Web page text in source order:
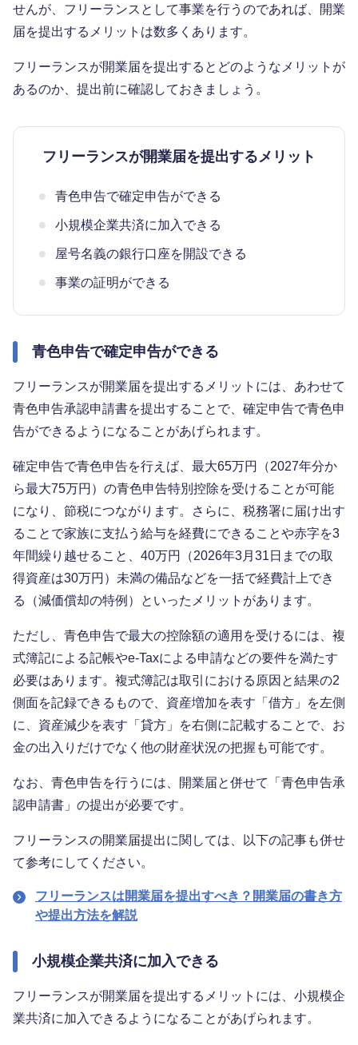
せんが、フリーランスとして事業を行うのであれば、開業
届を提出するメリットは数多くあります。
フリーランスが開業届を提出するとどのようなメリットが
あるのか、提出前に確認しておきましょう。
フリーランスが開業届を提出するメリット
青色申告で確定申告ができる
小規模企業共済に加入できる
屋号名義の銀行口座を開設できる
事業の証明ができる
青色申告で確定申告ができる
フリーランスが開業届を提出するメリットには、あわせて
青色申告承認申請書を提出することで、確定申告で青色申
告ができるようになることがあげられます。
確定申告で青色申告を行えば、最大65万円（2027年分か
ら最大75万円）の青色申告特別控除を受けることが可能
になり、節税につながります。さらに、税務署に届け出す
ることで家族に支払う給与を経費にできることや赤字を3
年間繰り越せること、40万円（2026年3月31日までの取
得資産は30万円）未満の備品などを一括で経費計上でき
る（減価償却の特例）といったメリットがあります。
ただし、青色申告で最大の控除額の適用を受けるには、複
式簿記による記帳やe-Taxによる申請などの要件を満たす
必要はあります。複式簿記は取引における原因と結果の2
側面を記録できるもので、資産増加を表す「借方」を左側
に、資産減少を表す「貸方」を右側に記載することで、お
金の出入りだけでなく他の財産状況の把握も可能です。
なお、青色申告を行うには、開業届と併せて「青色申告承
認申請書」の提出が必要です。
フリーランスの開業届提出に関しては、以下の記事も併せ
て参考にしてください。
フリーランスは開業届を提出すべき？開業届の書き方
や提出方法を解説
小規模企業共済に加入できる
フリーランスが開業届を提出するメリットには、小規模企
業共済に加入できるようになることがあげられます。